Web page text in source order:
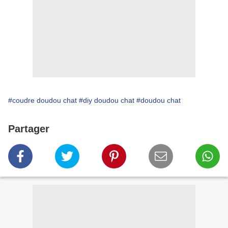
#coudre doudou chat #diy doudou chat #doudou chat
Partager